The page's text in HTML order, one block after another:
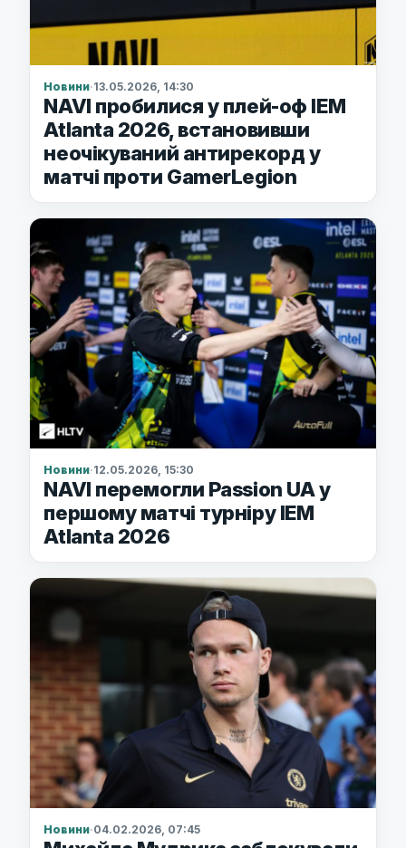
Новини·13.05.2026, 14:30
NAVI пробилися у плей-оф IEM
Atlanta 2026, встановивши
неочікуваний антирекорд у
матчі проти GamerLegion
Новини·12.05.2026, 15:30
NAVI перемогли Passion UA ​​у
першому матчі турніру IEM
Atlanta 2026
Новини·04.02.2026, 07:45